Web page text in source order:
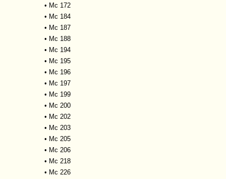
• Mc 172
• Mc 184
• Mc 187
• Mc 188
• Mc 194
• Mc 195
• Mc 196
• Mc 197
• Mc 199
• Mc 200
• Mc 202
• Mc 203
• Mc 205
• Mc 206
• Mc 218
• Mc 226